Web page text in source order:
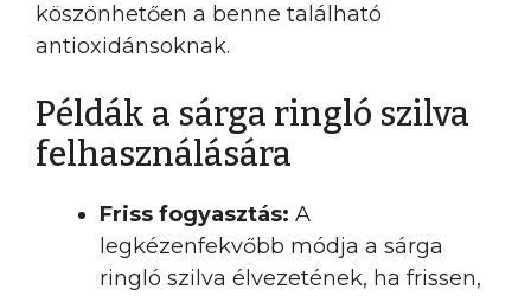
köszönhetően a benne található
antioxidánsoknak.
Példák a sárga ringló szilva
felhasználására
Friss fogyasztás: A
legkézenfekvőbb módja a sárga
ringló szilva élvezetének, ha frissen,